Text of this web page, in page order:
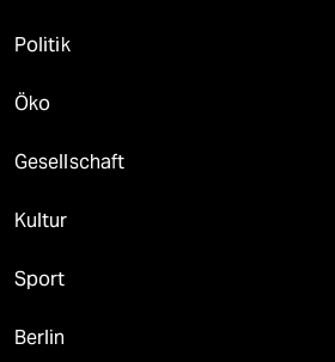
Politik
Öko
Gesellschaft
Kultur
Sport
Berlin